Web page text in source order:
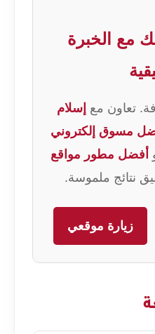
مع الخبرة
تعاون مع إسلام
مسوق إلكتروني
أفضل مطور مواقع
نتائج ملموسة.
زيارة موقعي